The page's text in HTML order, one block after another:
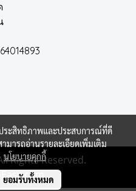
Rights Reserved.
ระสิทธิภาพและประสบการณ์ที่ดี
มารถอ่านรายละเอียดเพิ่มเติม
นโยบายคุกกี้
ยอมรับทั้งหมด